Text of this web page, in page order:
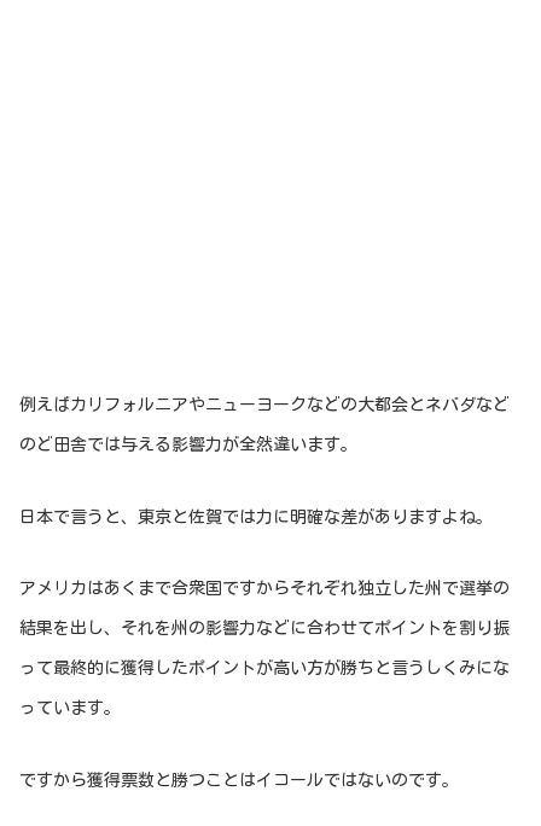
例えばカリフォルニアやニューヨークなどの大都会とネバダなど
のど田舎では与える影響力が全然違います。
日本で言うと、東京と佐賀では力に明確な差がありますよね。
アメリカはあくまで合衆国ですからそれぞれ独立した州で選挙の
結果を出し、それを州の影響力などに合わせてポイントを割り振
って最終的に獲得したポイントが高い方が勝ちと言うしくみにな
っています。
ですから獲得票数と勝つことはイコールではないのです。